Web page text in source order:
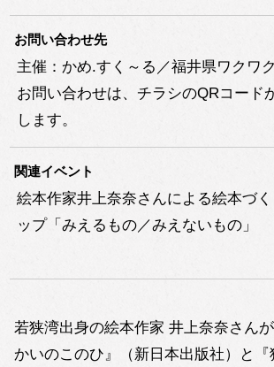
お問い合わせ先
主催：かめ.すく～る／福井県ワクワ
お問い合わせは、チラシのQRコード
します。
関連イベント
絵本作家井上奈奈さんによる絵本づ
ップ「みえるもの／みえないもの」
若狭湾出身の絵本作家 井上奈奈さん
かいのこのひ』（新日本出版社）と